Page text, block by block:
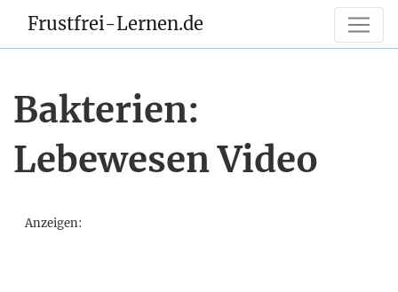
Frustfrei-Lernen.de
Bakterien:
Lebewesen Video
Anzeigen: